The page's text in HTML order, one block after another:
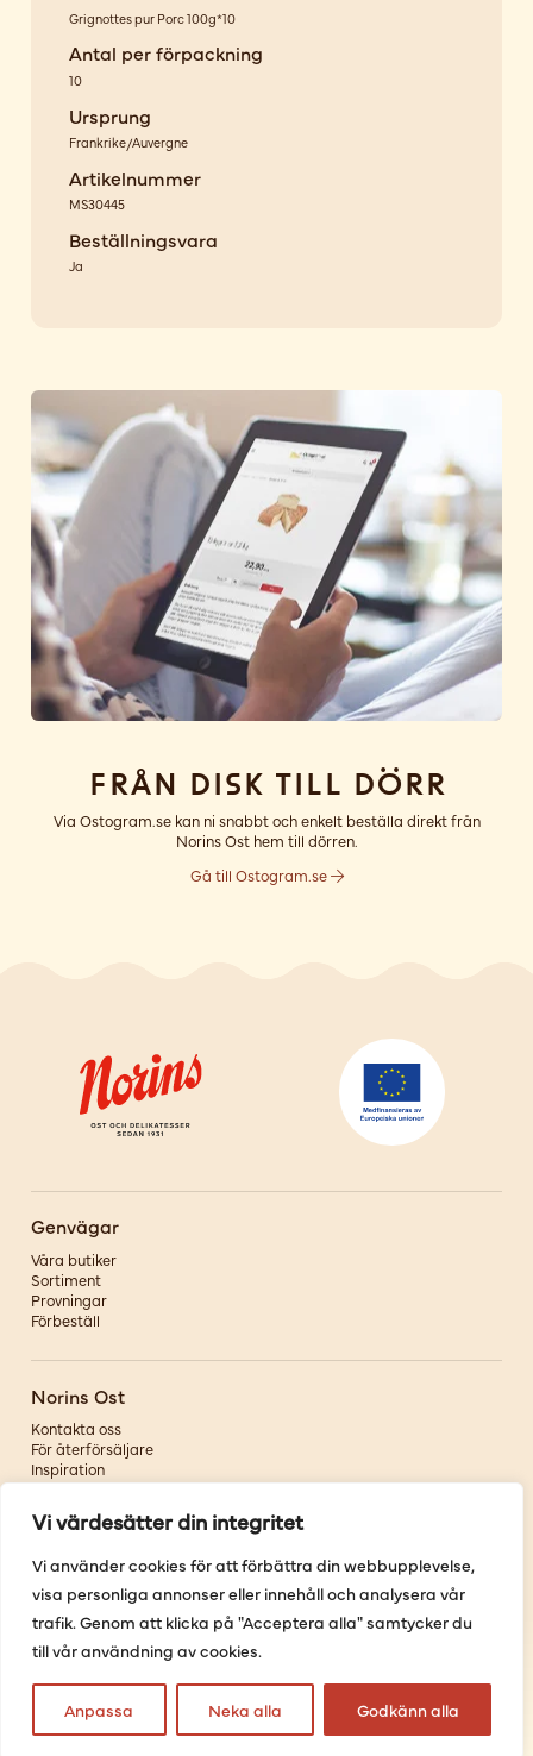
Vi värdesätter din integritet
Vi använder cookies för att förbättra din webbupplevelse,
visa personliga annonser eller innehåll och analysera vår
trafik. Genom att klicka på "Acceptera alla" samtycker du
till vår användning av cookies.
Anpassa Neka alla Godkänn alla
Grignottes pur Porc 100g*10
Antal per förpackning
10
Ursprung
Frankrike/Auvergne
Artikelnummer
MS30445
Beställningsvara
Ja
Från disk till dörr
Via Ostogram.se kan ni snabbt och enkelt beställa direkt från
Norins Ost hem till dörren.
Gå till Ostogram.se
Genvägar
Våra butiker
Sortiment
Provningar
Förbeställ
Norins Ost
Kontakta oss
För återförsäljare
Inspiration
Om oss
Följ oss
Facebook
Instagram
Pinterest
Youtube